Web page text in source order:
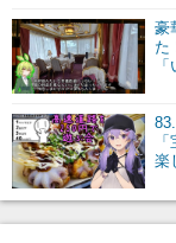
豪
た
楽